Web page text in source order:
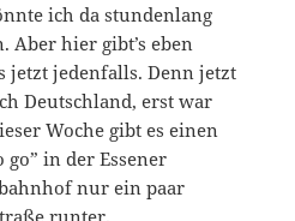
ich da stundenlang
hier gibt’s eben
jetzt jedenfalls. Denn jetzt
Deutschland, erst war
Woche gibt es einen
in der Essener
nur ein paar
runter.